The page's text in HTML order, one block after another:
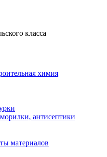
класса
химия
антисептики
материалов